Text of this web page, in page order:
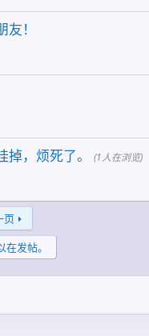
！
掉，烦死了。 (1人在浏览)
页
发帖。